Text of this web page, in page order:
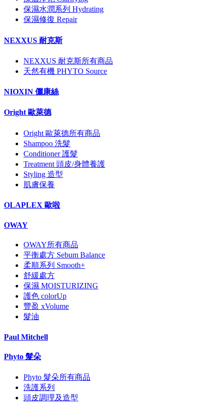
保濕水潤系列 Hydrating
保濕修復 Repair
NEXXUS 耐克斯
NEXXUS 耐克斯所有商品
天然有機 PHYTO Source
NIOXIN 儷康絲
Oright 歐萊德
Oright 歐萊德所有商品
Shampoo 洗髮
Conditioner 護髮
Treatment 頭皮/身體養護
Styling 造型
肌膚保養
OLAPLEX 歐啦
OWAY
OWAY所有商品
平衡處方 Sebum Balance
柔順系列 Smooth+
舒緩處方
保濕 MOISTURIZING
護色 colorUp
豐盈 xVolume
髮油
Paul Mitchell
Phyto 髮朵
Phyto 髮朵所有商品
洗護系列
頭皮調理及造型